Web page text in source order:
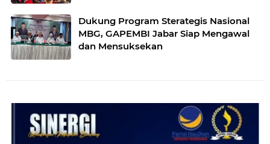
Dukung Program Sterategis Nasional
MBG, GAPEMBI Jabar Siap Mengawal
dan Mensuksekan